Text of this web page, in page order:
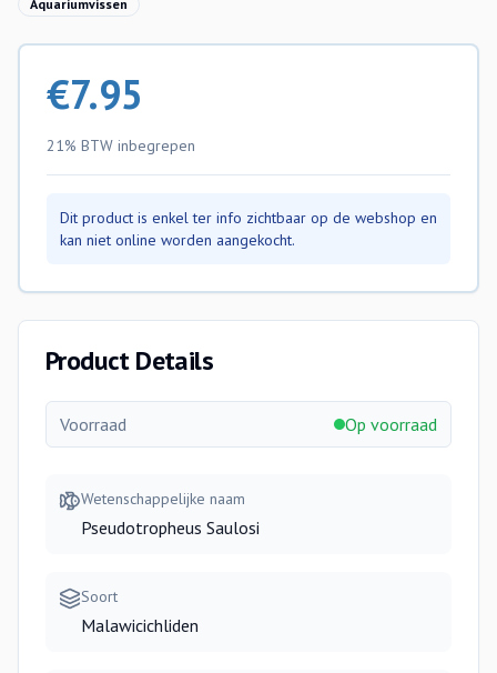
Aquariumvissen
€7.95
21% BTW inbegrepen
Dit product is enkel ter info zichtbaar op de webshop en
kan niet online worden aangekocht.
Product Details
Voorraad Op voorraad
Wetenschappelijke naam
Pseudotropheus Saulosi
Soort
Malawicichliden